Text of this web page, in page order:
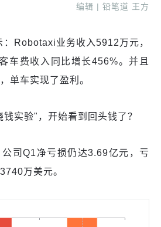
编辑 | 铅笔道 王方
Robotaxi业务收入5912万元，
车费收入同比增长456%。并且
单车实现了盈利。
实验"，开始看到回头钱了？
司Q1净亏损仍达3.69亿元，亏
万美元。